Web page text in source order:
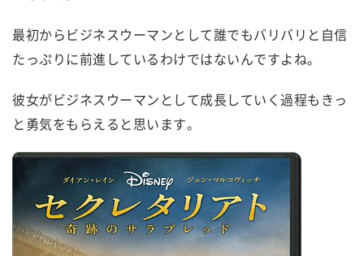
最初からビジネスウーマンとして誰でもバリバリと自信
たっぷりに前進しているわけではないんですよね。
彼女がビジネスウーマンとして成長していく過程もきっ
と勇気をもらえると思います。